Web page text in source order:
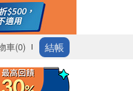
車(0) 結帳